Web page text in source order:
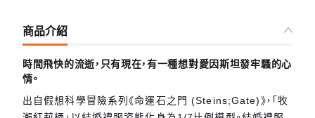
商品介紹
時間飛快的流逝，只有現在，有一種想對愛因斯坦發牢騷的心
情。
出自假想科學冒險系列《命運石之門 (Steins;Gate)》，「牧